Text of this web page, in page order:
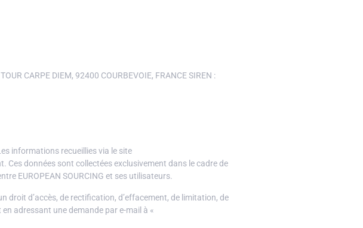
CARPE DIEM, 92400 COURBEVOIE, FRANCE SIREN :
informations recueillies via le site
données sont collectées exclusivement dans le cadre de
EUROPEAN SOURCING et ses utilisateurs.
droit d’accès, de rectification, d’effacement, de limitation, de
adressant une demande par e-mail à «